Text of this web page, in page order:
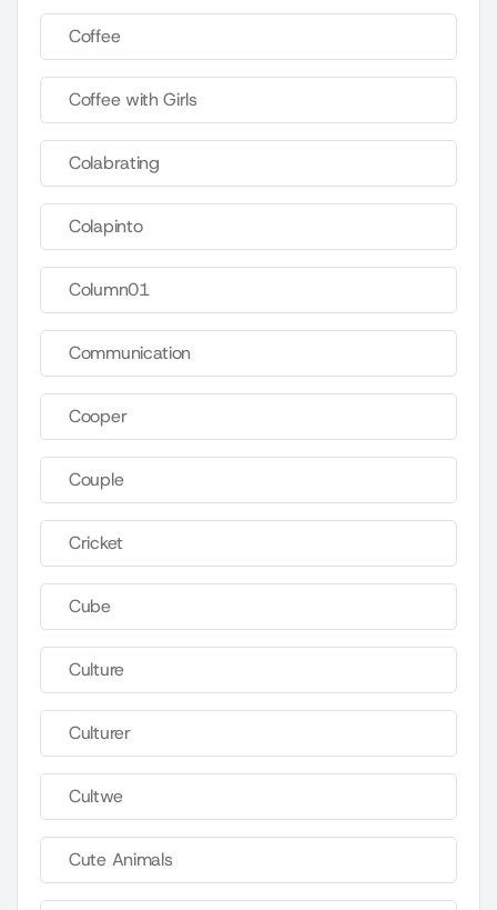
Coffee
Coffee with Girls
Colabrating
Colapinto
Column01
Communication
Cooper
Couple
Cricket
Cube
Culture
Culturer
Cultwe
Cute Animals